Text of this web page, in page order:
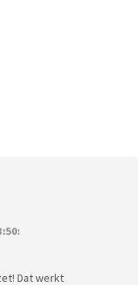
Dat werkt